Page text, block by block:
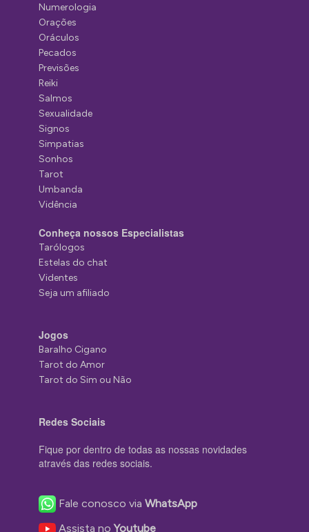
Numerologia
Orações
Oráculos
Pecados
Previsões
Reiki
Salmos
Sexualidade
Signos
Simpatias
Sonhos
Tarot
Umbanda
Vidência
Conheça nossos Especialistas
Tarólogos
Estelas do chat
Videntes
Seja um afiliado
Jogos
Baralho Cigano
Tarot do Amor
Tarot do Sim ou Não
Redes Sociais
Fique por dentro de todas as nossas novidades
através das redes sociais.
Fale conosco viaWhatsApp
Assista noYoutube